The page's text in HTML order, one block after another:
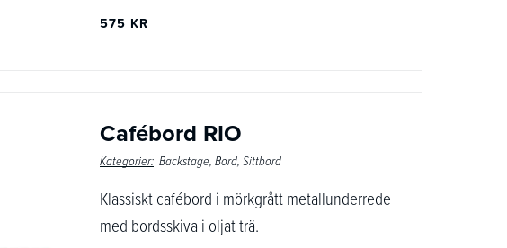
575 KR
Cafébord RIO
Kategorier: Backstage Bord Sittbord
Klassiskt cafébord i mörkgrått metallunderrede
med bordsskiva i oljat trä.